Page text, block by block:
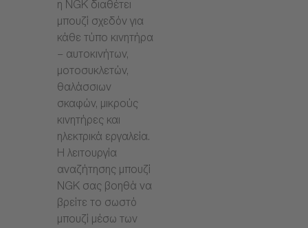
η NGK διαθέτει
μπουζί σχεδόν για
κάθε τύπο κινητήρα
– αυτοκινήτων,
μοτοσυκλετών,
θαλάσσιων
σκαφών, μικρούς
κινητήρες και
ηλεκτρικά εργαλεία.
Η λειτουργία
αναζήτησης μπουζί
NGK σας βοηθά να
βρείτε το σωστό
μπουζί μέσω των